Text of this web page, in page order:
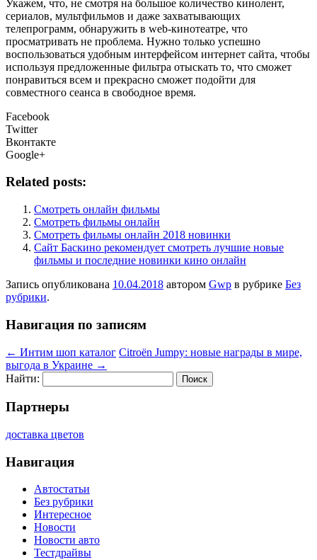
Укажем, что, не смотря на большое количество кинолент,
сериалов, мультфильмов и даже захватывающих
телепрограмм, обнаружить в web-кинотеатре, что
просматривать не проблема. Нужно только успешно
воспользоваться удобным интерфейсом интернет сайта, чтобы
используя предложенные фильтра отыскать то, что сможет
понравиться всем и прекрасно сможет подойти для
совместного сеанса в свободное время.
Facebook
Twitter
Вконтакте
Google+
Related posts:
Смотреть онлайн фильмы
Смотреть фильмы онлайн
Смотреть фильмы онлайн 2018 новинки
Сайт Баскино рекомендует смотреть лучшие новые
фильмы и последние новинки кино онлайн
Запись опубликована 10.04.2018 автором Gwp в рубрике Без
рубрики.
Навигация по записям
← Интим шоп каталог Citroёn Jumpy: новые награды в мире,
выгода в Украине →
Найти:
Партнеры
доставка цветов
Навигация
Автостатьи
Без рубрики
Интересное
Новости
Новости авто
Тестдрайвы